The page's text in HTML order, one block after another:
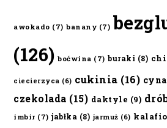
awokado (7) banany (7)
(126) boćwina (7) buraki (8)
ciecierzyca (6) cukinia (16)
czekolada (15) daktyle (9)
imbir (7) jabłka (8) jarmuż (6)